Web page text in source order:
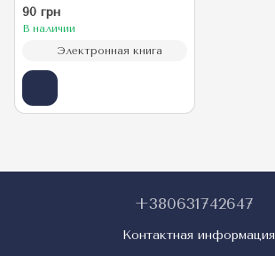
плохих привычек и
токсичных людей
90 грн
В наличии
Электронная книга
+380631742647
Контактная информация